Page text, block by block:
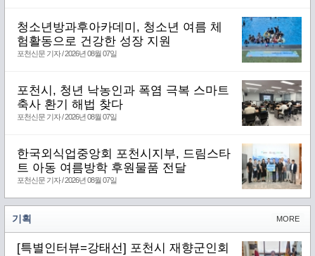
청소년방과후아카데미, 청소년 여름 체
험활동으로 건강한 성장 지원
포천신문 기자 / 2026년 08월 07일
포천시, 청년 낙농인과 폭염 극복 스마트
축사 환기 해법 찾다
포천신문 기자 / 2026년 08월 07일
한국외식업중앙회 포천시지부, 드림스타
트 아동 여름방학 후원물품 전달
포천신문 기자 / 2026년 08월 07일
MORE
기획
[특별인터뷰=강태선] 포천시 재향군인회